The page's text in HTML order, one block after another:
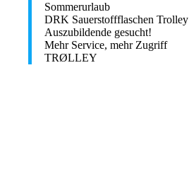
Sommerurlaub
DRK Sauerstoffflaschen Trolley
Auszubildende gesucht!
Mehr Service, mehr Zugriff
TRØLLEY